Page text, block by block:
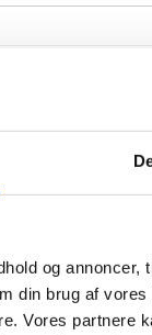
og
din brug af
Vores partnere